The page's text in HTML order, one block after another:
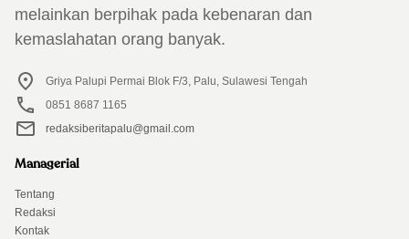
melainkan berpihak pada kebenaran dan
kemaslahatan orang banyak.
Griya Palupi Permai Blok F/3, Palu, Sulawesi Tengah
0851 8687 1165
redaksiberitapalu@gmail.com
Managerial
Tentang
Redaksi
Kontak